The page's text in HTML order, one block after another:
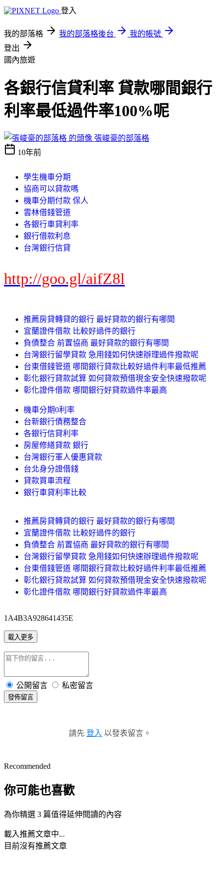
登入
我的部落格 我的部落格後台
我的帳號
登出
國內旅遊
各銀行信貸利率 貸款哪間銀行
利率最低過件率100%呢
張峻豪的部落格
10年前
學生機車分期
協商可以貸款嗎
機車分期付款 保人
雲林借錢管道
各銀行車貸利率
銀行借款利息
台灣銀行信貸
http://goo.gl/aifZ8l
推薦房貸轉貸的銀行 最好貸款的銀行有哪間
宜蘭證件借款 比較好過件的銀行
負債整合 前置協商 最好貸款的銀行有哪間
台灣銀行留學貸款 急用錢如何快速辦理過件撥款呢
台東借錢管道 哪間銀行貸款比較好過件利率最低推薦
彰化銀行貸款試算 如何貸款預借現金安全快速撥款呢
彰化證件借款 哪間銀行好貸款過件率最高
機車分期0利率
台新銀行債務整合
各銀行信貸利率
房屋修繕貸款 銀行
台灣銀行軍人優惠貸款
台北身分證借錢
貸款買車流程
銀行車貸利率比較
推薦房貸轉貸的銀行 最好貸款的銀行有哪間
宜蘭證件借款 比較好過件的銀行
負債整合 前置協商 最好貸款的銀行有哪間
台灣銀行留學貸款 急用錢如何快速辦理過件撥款呢
台東借錢管道 哪間銀行貸款比較好過件利率最低推薦
彰化銀行貸款試算 如何貸款預借現金安全快速撥款呢
彰化證件借款 哪間銀行好貸款過件率最高
1A4B3A928641435E
載入更多
公開留言 私密留言
發佈留言
請先 登入 以發表留言。
Recommended
你可能也喜歡
為你精選 3 篇值得延伸閱讀的內容
載入推薦文章中...
目前沒有推薦文章